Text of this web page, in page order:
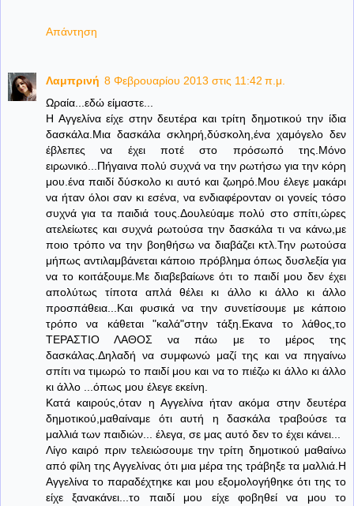
Απάντηση
Λαμπρινή 8 Φεβρουαρίου 2013 στις 11:42 π.μ.
Ωραία...εδώ είμαστε...
Η Αγγελίνα είχε στην δευτέρα και τρίτη δημοτικού την ίδια
δασκάλα.Μια δασκάλα σκληρή,δύσκολη,ένα χαμόγελο δεν
έβλεπες να έχει ποτέ στο πρόσωπό της.Μόνο
ειρωνικό...Πήγαινα πολύ συχνά να την ρωτήσω για την κόρη
μου.ένα παιδί δύσκολο κι αυτό και ζωηρό.Μου έλεγε μακάρι
να ήταν όλοι σαν κι εσένα, να ενδιαφέρονταν οι γονείς τόσο
συχνά για τα παιδιά τους.Δουλεύαμε πολύ στο σπίτι,ώρες
ατελείωτες και συχνά ρωτούσα την δασκάλα τι να κάνω,με
ποιο τρόπο να την βοηθήσω να διαβάζει κτλ.Την ρωτούσα
μήπως αντιλαμβάνεται κάποιο πρόβλημα όπως δυσλεξία για
να το κοιτάξουμε.Με διαβεβαίωνε ότι το παιδί μου δεν έχει
απολύτως τίποτα απλά θέλει κι άλλο κι άλλο κι άλλο
προσπάθεια...Και φυσικά να την συνετίσουμε με κάποιο
τρόπο να κάθεται "καλά"στην τάξη.Εκανα το λάθος,το
ΤΕΡΑΣΤΙΟ ΛΑΘΟΣ να πάω με το μέρος της
δασκάλας.Δηλαδή να συμφωνώ μαζί της και να πηγαίνω
σπίτι να τιμωρώ το παιδί μου και να το πιέζω κι άλλο κι άλλο
κι άλλο ...όπως μου έλεγε εκείνη.
Κατά καιρούς,όταν η Αγγελίνα ήταν ακόμα στην δευτέρα
δημοτικού,μαθαίναμε ότι αυτή η δασκάλα τραβούσε τα
μαλλιά των παιδιών... έλεγα, σε μας αυτό δεν το έχει κάνει...
Λίγο καιρό πριν τελειώσουμε την τρίτη δημοτικού μαθαίνω
από φίλη της Αγγελίνας ότι μια μέρα της τράβηξε τα μαλλιά.Η
Αγγελίνα το παραδέχτηκε και μου εξομολογήθηκε ότι της το
είχε ξανακάνει...το παιδί μου είχε φοβηθεί να μου το